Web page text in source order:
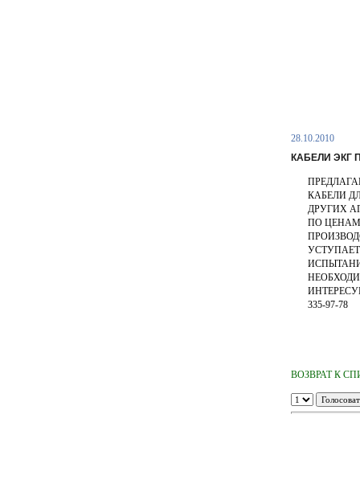
28.10.2010
КАБЕЛИ ЭКГ
КАБЕЛИ
ДРУГИХ
ПО
335-97-78
ВОЗВРАТ К